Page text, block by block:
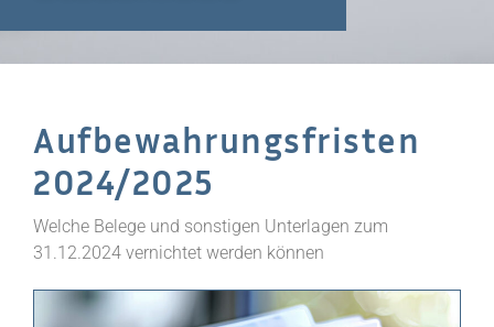
Aufbewahrungsfristen
2024/2025
Welche Belege und sonstigen Unterlagen zum
31.12.2024 vernichtet werden können